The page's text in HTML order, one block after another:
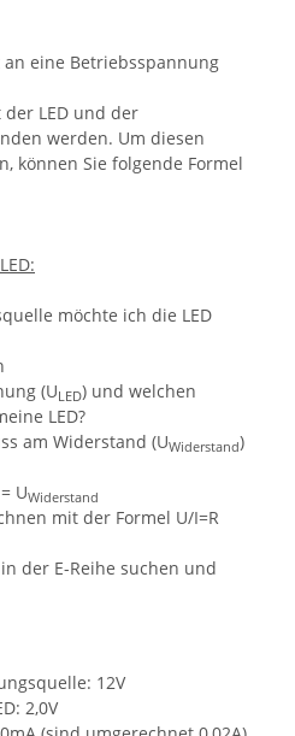
eine Betriebsspannung
LED und der
werden. Um diesen
können Sie folgende Formel
möchte ich die LED
(ULED) und welchen
LED?
am Widerstand (UWiderstand)
= UWiderstand
mit der Formel U/I=R
der E-Reihe suchen und
12V
2,0V